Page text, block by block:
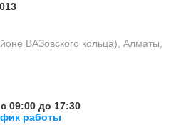
ВАЗовского кольца), Алматы,
09:00 до 17:30
работы